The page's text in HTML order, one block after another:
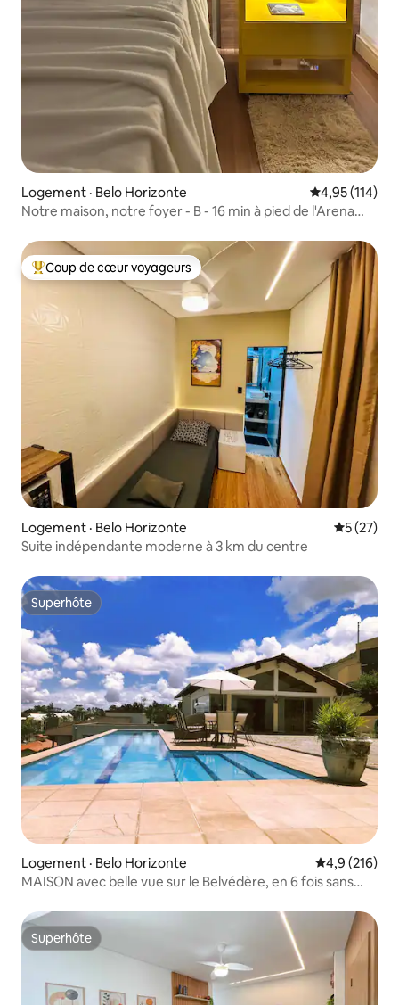
Logement · Belo Horizonte Note
4,95 (114)
Notre maison, notre foyer - B - 16 min à pied de l'Arena
Coup de cœur voyageurs parmi les plus aimés
Coup de cœur voyageurs
Logement · Belo Horizonte Note
5 (27)
Suite indépendante moderne à 3 km du centre
Superhôte
Superhôte
Logement · Belo Horizonte Note
4,9 (216)
MAISON avec belle vue sur le Belvédère, en 6 fois sans
Superhôte
Superhôte